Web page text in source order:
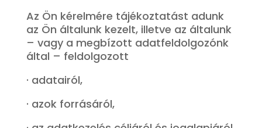
Az Ön kérelmére tájékoztatást adunk
az Ön általunk kezelt, illetve az általunk
– vagy a megbízott adatfeldolgozónk
által – feldolgozott
· adatairól,
· azok forrásáról,